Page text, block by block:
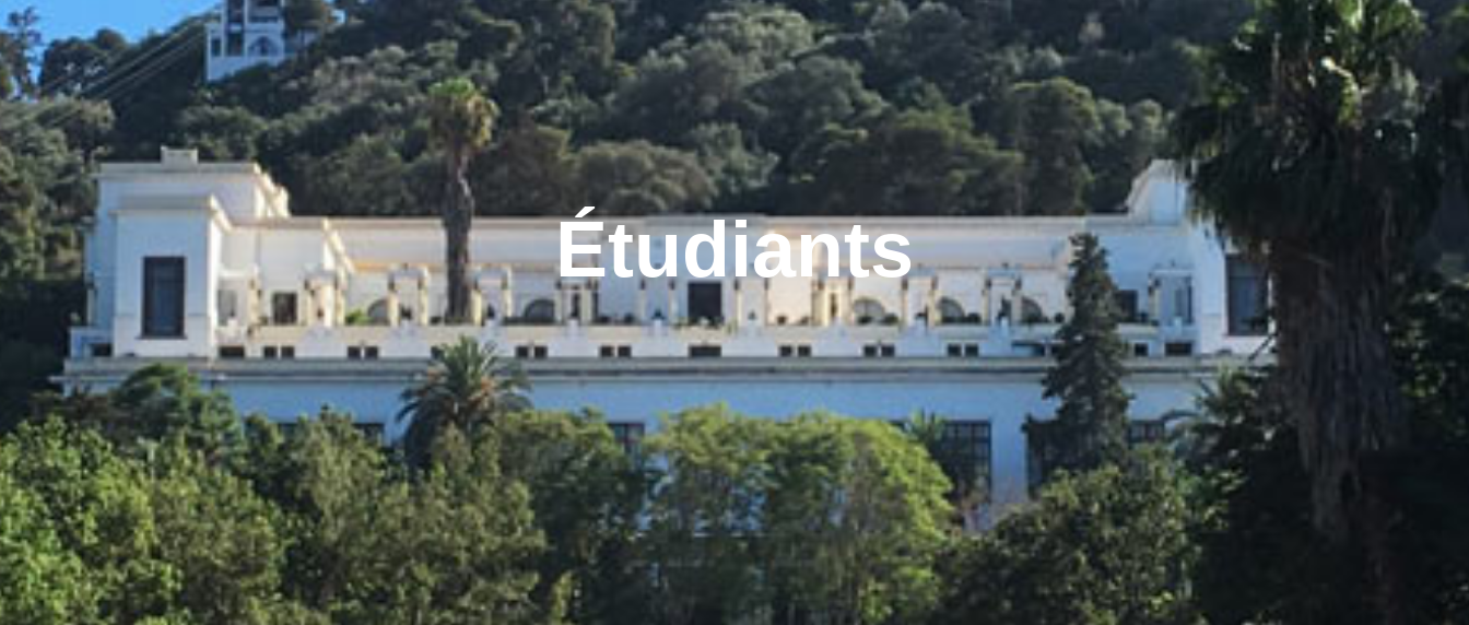
Étudiants